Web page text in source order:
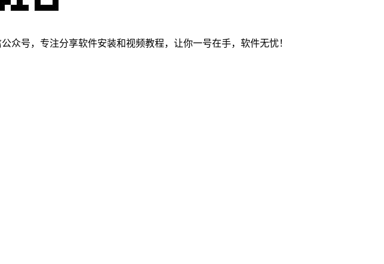
众号，专注分享软件安装和视频教程，让你一号在手，软件无忧！